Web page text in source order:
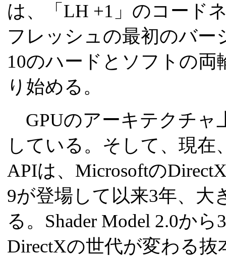
は、「LH +1」のコード
フレッシュの最初のバー
10のハードとソフトの両
り始める。
GPUのアーキテクチャ
している。そして、現在
APIは、Microsoftの
9が登場して以来3年、
る。Shader Model 2.0か
DirectXの世代が変わる